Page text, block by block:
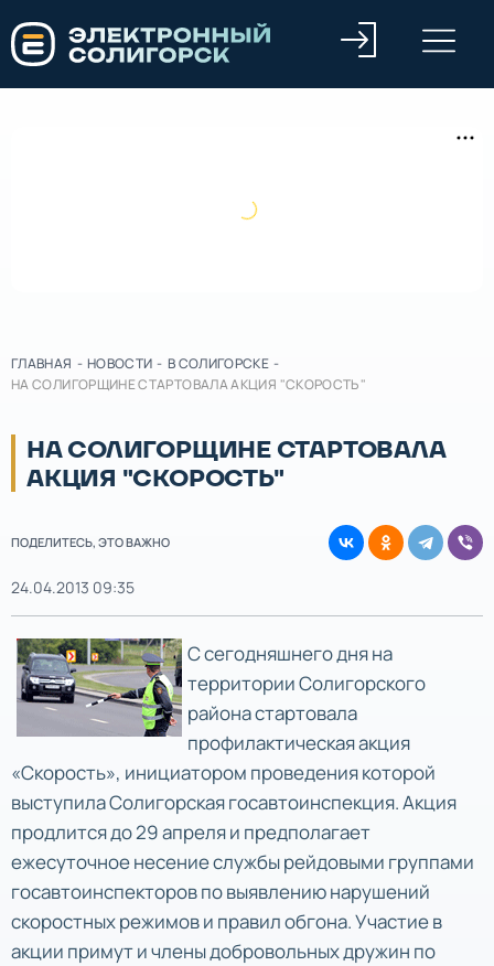
ГЛАВНАЯ - НОВОСТИ - В СОЛИГОРСКЕ -
НА СОЛИГОРЩИНЕ СТАРТОВАЛА АКЦИЯ "СКОРОСТЬ"
НА СОЛИГОРЩИНЕ СТАРТОВАЛА
АКЦИЯ "СКОРОСТЬ"
ПОДЕЛИТЕСЬ, ЭТО ВАЖНО
24.04.2013 09:35
С сегодняшнего дня на
территории Солигорского
района стартовала
профилактическая акция
«Скорость», инициатором проведения которой
выступила Солигорская госавтоинспекция. Акция
продлится до 29 апреля и предполагает
ежесуточное несение службы рейдовыми группами
госавтоинспекторов по выявлению нарушений
скоростных режимов и правил обгона. Участие в
акции примут и члены добровольных дружин по